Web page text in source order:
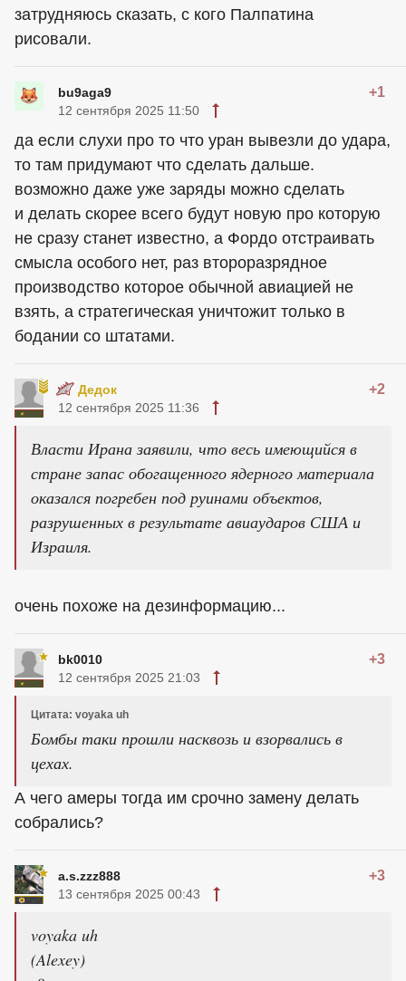
затрудняюсь сказать, с кого Палпатина
рисовали.
bu9aga9 +1
12 сентября 2025 11:50
да если слухи про то что уран вывезли до удара,
то там придумают что сделать дальше.
возможно даже уже заряды можно сделать
и делать скорее всего будут новую про которую
не сразу станет известно, а Фордо отстраивать
смысла особого нет, раз второразрядное
производство которое обычной авиацией не
взять, а стратегическая уничтожит только в
бодании со штатами.
Дедок +2
12 сентября 2025 11:36
Власти Ирана заявили, что весь имеющийся в
стране запас обогащенного ядерного материала
оказался погребен под руинами объектов,
разрушенных в результате авиаударов США и
Израиля.
очень похоже на дезинформацию...
bk0010 +3
12 сентября 2025 21:03
Цитата: voyaka uh
Бомбы таки прошли насквозь и взорвались в
цехах.
А чего амеры тогда им срочно замену делать
собрались?
a.s.zzz888 +3
13 сентября 2025 00:43
voyaka uh
(Alexey)